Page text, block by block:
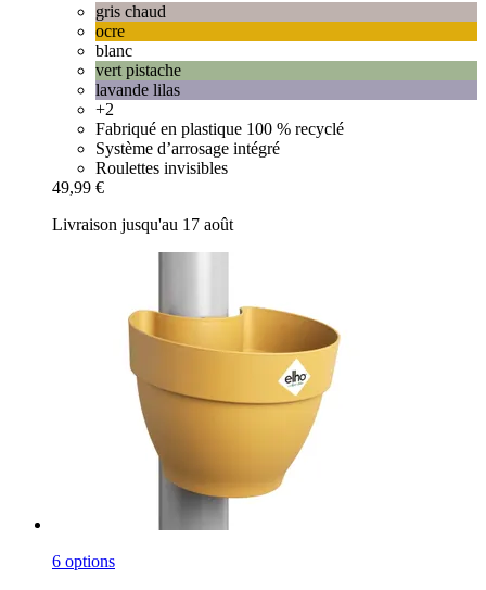
gris chaud
ocre
blanc
vert pistache
lavande lilas
+2
Fabriqué en plastique 100 % recyclé
Système d’arrosage intégré
Roulettes invisibles
49,99 €
Livraison jusqu'au 17 août
6 options